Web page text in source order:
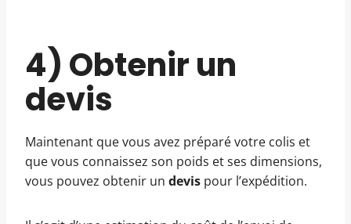
4) Obtenir un
devis
Maintenant que vous avez préparé votre colis et
que vous connaissez son poids et ses dimensions,
vous pouvez obtenir un devis pour l’expédition.